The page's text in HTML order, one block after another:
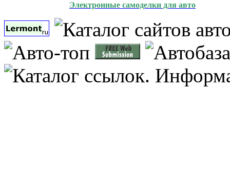
Электронные самоделки для авто